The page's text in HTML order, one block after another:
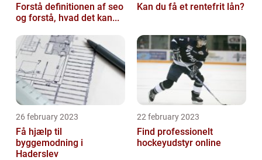
Forstå definitionen af seo
og forstå, hvad det kan...
Kan du få et rentefrit lån?
26 february 2023
Få hjælp til
byggemodning i
Haderslev
22 february 2023
Find professionelt
hockeyudstyr online